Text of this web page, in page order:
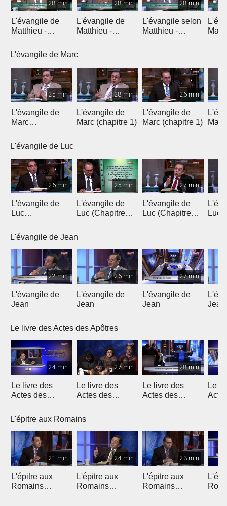
28 min
L'évangile de
Matthieu -
28 min
L'évangile de
Matthieu -
28 min
L'évangile selon
Matthieu -
L'évangile de Marc
25 min
L'évangile de
Marc
28 min
L'évangile de
Marc (chapitre 1)
26 min
L'évangile de
Marc (chapitre 1)
L'évangile de Luc
26 min
L'évangile de
Luc
25 min
L'évangile de
Luc (Chapitre
27 min
L'évangile de
Luc (Chapitre
Luc
L'évangile de Jean
22 min
L'évangile de
Jean
26 min
L'évangile de
Jean
27 min
L'évangile de
Jean
Jean
Le livre des Actes des Apôtres
24 min
Le livre des
Actes des
27 min
Le livre des
Actes des
28 min
Le livre des
Actes des
Le
L'épitre aux Romains
21 min
L'épitre aux
Romains
24 min
L'épitre aux
Romains
23 min
L'épitre aux
Romains